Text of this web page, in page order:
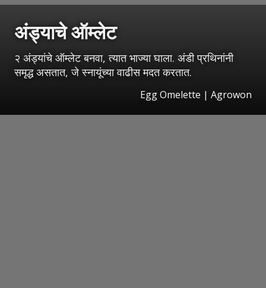
अंड्याचे ऑम्लेट
२ अंड्यांचे ऑम्लेट बनवा, त्यात भाज्या घाला. अंडी प्रथिनांनी
समृद्ध असतात, जे स्नायूंच्या वाढीस मदत करतात.
Egg Omelette | Agrowon